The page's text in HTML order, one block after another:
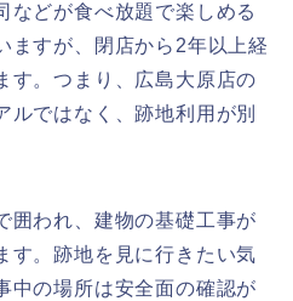
などが食べ放題で楽しめる
ますが、閉店から2年以上経
す。つまり、広島大原店の
ルではなく、跡地利用が別
囲われ、建物の基礎工事が
す。跡地を見に行きたい気
中の場所は安全面の確認が